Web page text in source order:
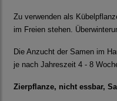
Zu verwenden als
im Freien stehen.
Die Anzucht der Samen im
je nach Jahreszeit 4 - 8
Zierpflanze, nicht essbar,